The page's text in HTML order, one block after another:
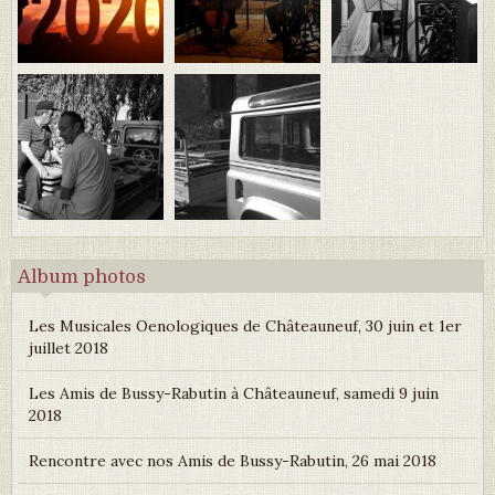
Album photos
Les Musicales Oenologiques de Châteauneuf, 30 juin et 1er
juillet 2018
Les Amis de Bussy-Rabutin à Châteauneuf, samedi 9 juin
2018
Rencontre avec nos Amis de Bussy-Rabutin, 26 mai 2018